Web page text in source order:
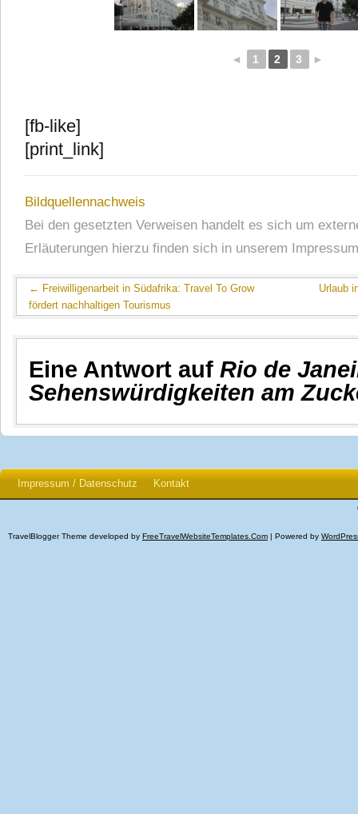
◄ 1 2 3 ►
[fb-like]
[print_link]
Bildquellennachweis
Bei den gesetzten Verweisen handelt es sich um
Erläuterungen hierzu finden sich in unserem
← Freiwilligenarbeit in Südafrika: Travel To Grow
fördert nachhaltigen Tourismus
Urlaub
Eine Antwort auf Rio de
Sehenswürdigkeiten am
Impressum / Datenschutz Kontakt
TravelBlogger Theme developed by FreeTravelWebsiteTemplates.com | Powered by